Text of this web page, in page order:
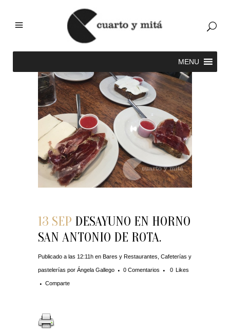
13 SEP DESAYUNO EN HORNO
SAN ANTONIO DE ROTA.
Publicado a las 12:11h en Bares y Restaurantes Cafeterías y
pastelerías por Ángela Gallego 0 Comentarios 0 Likes
Comparte